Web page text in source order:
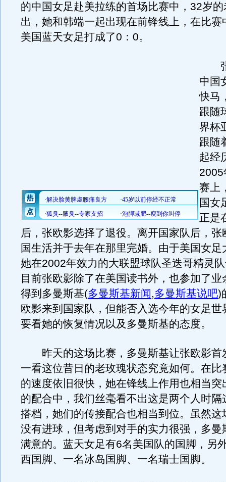
的中国女足赴美拉练的首场比赛中，32岁
出，她和韩端一起出现在前锋线上，在比赛
美国蓝天女足打成了0：0。
张
中国
快马
跟随
界杯
跟随
起经
2005
赛上
国女
正是
后，张欧影选择了退役。离开国家队后，张
国生活并于去年在那里完婚。由于美国女足
她在2002年效力的大联盟球队圣迭哥精灵
目前张欧影除了在美国读书外，也参加了业
得到多曼斯基(多曼斯基新闻,多曼斯基说吧)
欧影来到国家队，但能否入选今年的女足世
要看她的恢复情况以及多曼斯基的态度。
昨天的这场比赛，多曼斯基让张欧影首
一看这位昔日的老玫瑰状态究竟如何。在比
的速度依旧很快，她在锋线上作用也相当突
的配合中，我们丝毫看不出这是两个人时隔
搭档，她们的传接配合也相当到位。虽然这
没有进球，但考虑到对手的实力很强，多曼
满意的。蓝天女足有6名美国队的国脚，另
西国脚、一名冰岛国脚、一名瑞士国脚。